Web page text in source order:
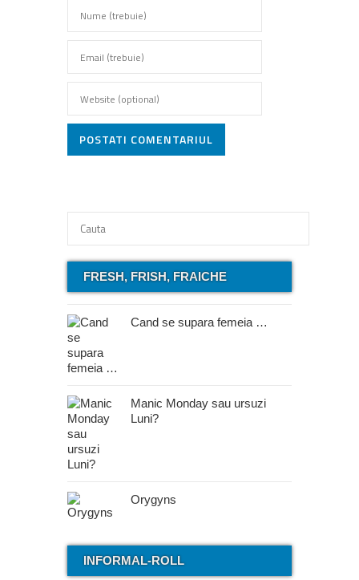
POSTATI COMENTARIUL
FRESH, FRISH, FRAICHE
Cand se supara femeia …
Manic Monday sau ursuzi
Luni?
Orygyns
INFORMAL-ROLL